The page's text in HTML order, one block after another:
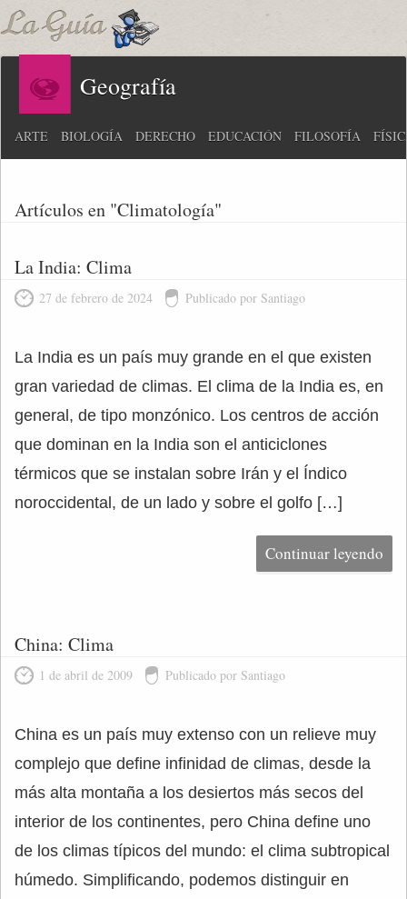
Geografía
ARTE BIOLOGÍA DERECHO EDUCACIÓN FILOSOFÍA
Artículos en "Climatología"
La India: Clima
27 de febrero de 2024 Publicado por Santiago
La India es un país muy grande en el que existen
gran variedad de climas. El clima de la India es, en
general, de tipo monzónico. Los centros de acción
que dominan en la India son el anticiclones
térmicos que se instalan sobre Irán y el Índico
noroccidental, de un lado y sobre el golfo […]
Continuar leyendo
China: Clima
1 de abril de 2009 Publicado por Santiago
China es un país muy extenso con un relieve muy
complejo que define infinidad de climas, desde la
más alta montaña a los desiertos más secos del
interior de los continentes, pero China define uno
de los climas típicos del mundo: el clima subtropical
húmedo. Simplificando, podemos distinguir en